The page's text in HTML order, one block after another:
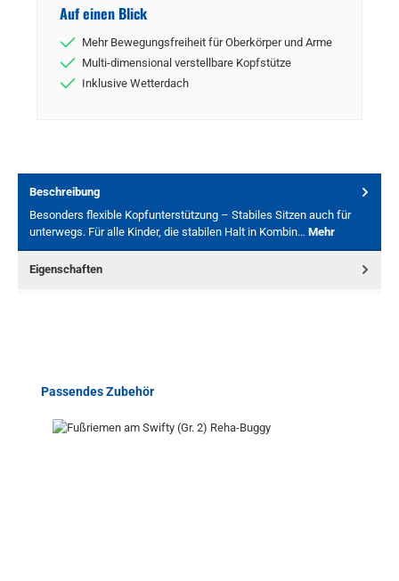
Auf einen Blick
Mehr Bewegungsfreiheit für Oberkörper und Arme
Multi-dimensional verstellbare Kopfstütze
Inklusive Wetterdach
Beschreibung
Besonders flexible Kopfunterstützung – Stabiles Sitzen auch für
unterwegs. Für alle Kinder, die stabilen Halt in Kombin… Mehr
Eigenschaften
Produktgalerie überspringen
Passendes Zubehör